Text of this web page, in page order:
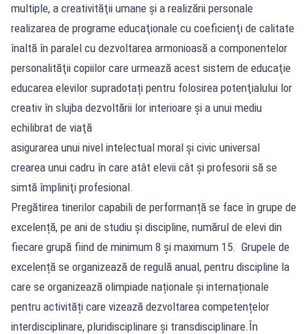
multiple, a creativităţii umane şi a realizării personale
realizarea de programe educaţionale cu coeficienţi de calitate
înaltă în paralel cu dezvoltarea armonioasă a componentelor
personalităţii copiilor care urmează acest sistem de educaţie
educarea elevilor supradotați pentru folosirea potenţialului lor
creativ în slujba dezvoltării lor interioare şi a unui mediu
echilibrat de viaţă
asigurarea unui nivel intelectual moral şi civic universal
crearea unui cadru în care atât elevii cât și profesorii să se
simtă împliniţi profesional.
Pregătirea tinerilor capabili de performanță se face în grupe de
excelență, pe ani de studiu și discipline, numărul de elevi din
fiecare grupă fiind de minimum 8 și maximum 15. Grupele de
excelență se organizează de regulă anual, pentru discipline la
care se organizează olimpiade naționale și internaționale
pentru activități care vizează dezvoltarea competențelor
interdisciplinare, pluridisciplinare și transdisciplinare.În